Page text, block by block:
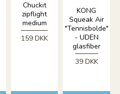
Chuckit
zipflight
medium
159 DKK
KONG
Squeak Air
"Tennisbolde"
- UDEN
glasfiber
39 DKK